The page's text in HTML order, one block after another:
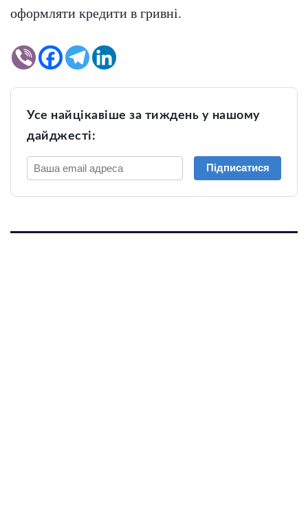
оформляти кредити в гривні.
Усе найцікавіше за тиждень у нашому
дайджесті:
Підписатися